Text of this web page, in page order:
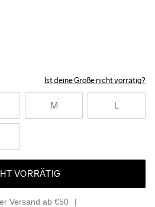
Ist deine Größe nicht vorrätig?
M L
VORRÄTIG
Versand ab €50